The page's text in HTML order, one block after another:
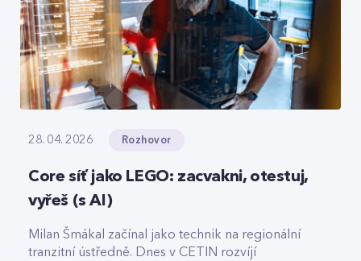
28. 04. 2026 Rozhovor
Core síť jako LEGO: zacvakni, otestuj,
vyřeš (s AI)
Milan Šmákal začínal jako technik na regionální
tranzitní ústředně. Dnes v CETIN rozvíjí